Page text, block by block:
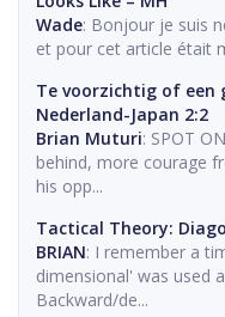
Wade: Bonjour je suis
et pour cet article était
Te voorzichtig of een
Nederland-Japan 2:2
Brian Muturi: SPOT
behind, more courage
his opp...
Tactical Theory:
BRIAN: I remember a
dimensional' was used
Backward/de...